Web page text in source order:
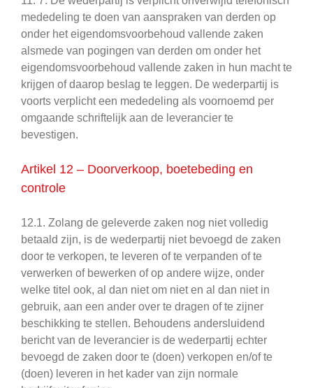
mededeling te doen van aanspraken van derden op
onder het eigendomsvoorbehoud vallende zaken
alsmede van pogingen van derden om onder het
eigendomsvoorbehoud vallende zaken in hun macht te
krijgen of daarop beslag te leggen. De wederpartij is
voorts verplicht een mededeling als voornoemd per
omgaande schriftelijk aan de leverancier te
bevestigen.
Artikel 12 – Doorverkoop, boetebeding en
controle
12.1. Zolang de geleverde zaken nog niet volledig
betaald zijn, is de wederpartij niet bevoegd de zaken
door te verkopen, te leveren of te verpanden of te
verwerken of bewerken of op andere wijze, onder
welke titel ook, al dan niet om niet en al dan niet in
gebruik, aan een ander over te dragen of te zijner
beschikking te stellen. Behoudens andersluidend
bericht van de leverancier is de wederpartij echter
bevoegd de zaken door te (doen) verkopen en/of te
(doen) leveren in het kader van zijn normale